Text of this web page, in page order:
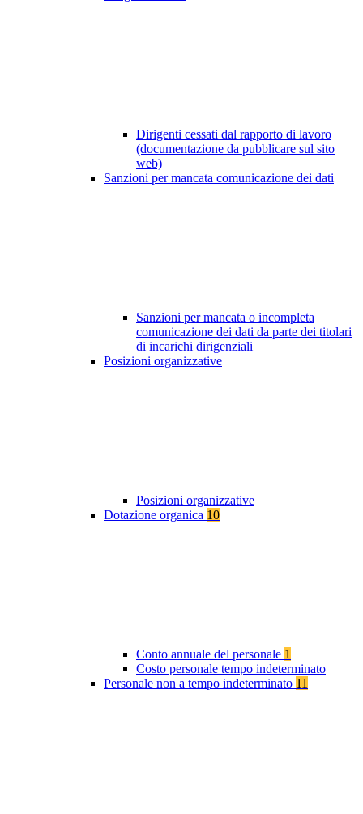
Dirigenti cessati dal rapporto di lavoro
(documentazione da pubblicare sul sito
web)
Sanzioni per mancata comunicazione dei dati
Sanzioni per mancata o incompleta
comunicazione dei dati da parte dei titolari
di incarichi dirigenziali
Posizioni organizzative
Posizioni organizzative
Dotazione organica 10
Conto annuale del personale 1
Costo personale tempo indeterminato
Personale non a tempo indeterminato 11